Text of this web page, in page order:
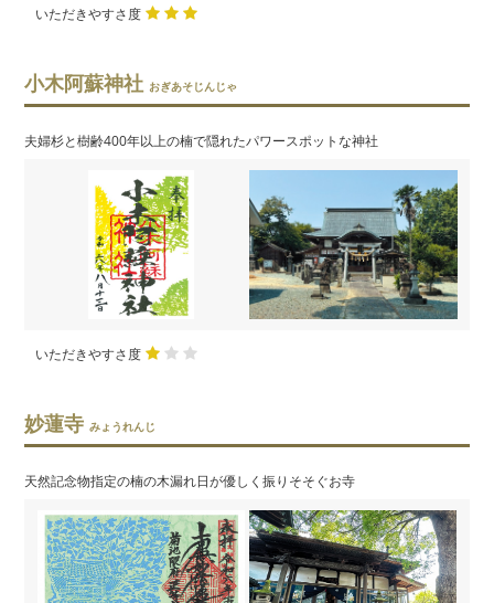
いただきやすさ度
小木阿蘇神社おぎあそじんじゃ
夫婦杉と樹齢400年以上の楠で隠れたパワースポットな神社
いただきやすさ度
妙蓮寺みょうれんじ
天然記念物指定の楠の木漏れ日が優しく振りそそぐお寺